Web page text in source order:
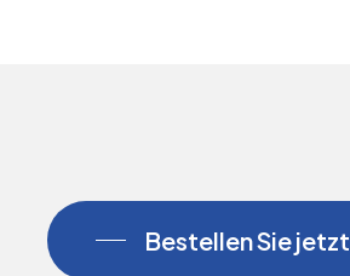
Bestellen Sie jetzt